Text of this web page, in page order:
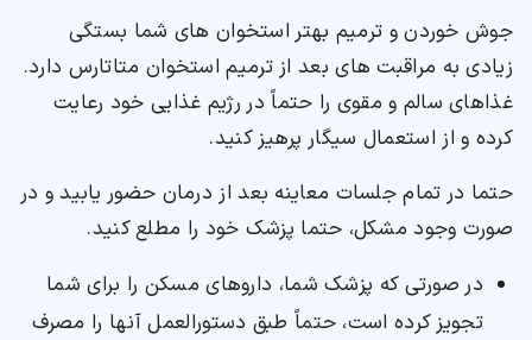
جوش خوردن و ترمیم بهتر استخوان های شما بستگی
زیادی به مراقبت های بعد از ترمیم استخوان متاتارس دارد.
غذاهای سالم و مقوی را حتماً در رژیم غذایی خود رعایت
کرده و از استعمال سیگار پرهیز کنید.
حتما در تمام جلسات معاینه بعد از درمان حضور یابید و در
صورت وجود مشکل، حتما پزشک خود را مطلع کنید.
در صورتی که پزشک شما، داروهای مسکن را برای شما
تجویز کرده است، حتماً طبق دستورالعمل آنها را مصرف